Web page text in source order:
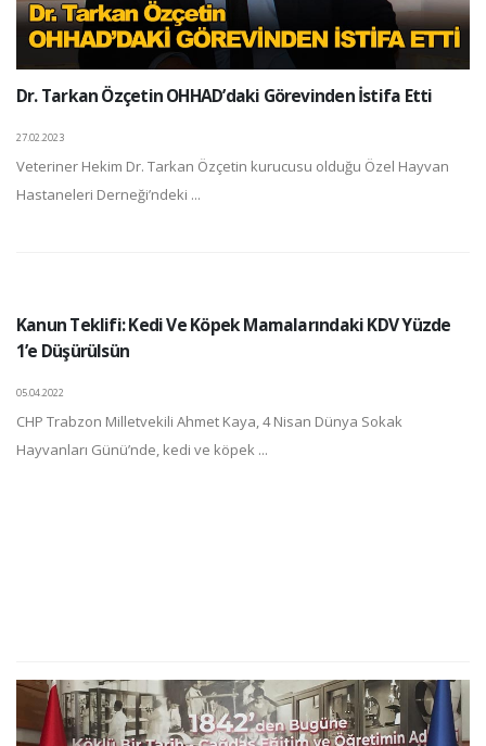
Dr. Tarkan Özçetin OHHAD’daki Görevinden İstifa Etti
27.02.2023
Veteriner Hekim Dr. Tarkan Özçetin kurucusu olduğu Özel Hayvan
Hastaneleri Derneği’ndeki ...
Kanun Teklifi: Kedi Ve Köpek Mamalarındaki KDV Yüzde
1’e Düşürülsün
05.04.2022
CHP Trabzon Milletvekili Ahmet Kaya, 4 Nisan Dünya Sokak
Hayvanları Günü’nde, kedi ve köpek ...